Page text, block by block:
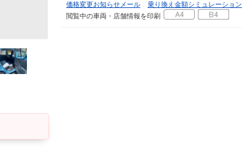
価格変更お知らせメール
乗り換え金額シミュレーション
閲覧中の車両・店舗情報を印刷